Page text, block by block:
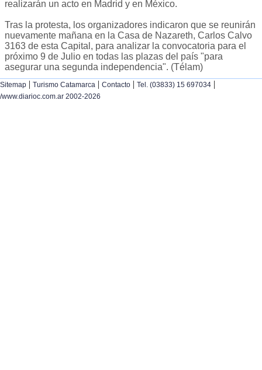
realizarán un acto en Madrid y en México.
Tras la protesta, los organizadores indicaron que se reunirán
nuevamente mañana en la Casa de Nazareth, Carlos Calvo
3163 de esta Capital, para analizar la convocatoria para el
próximo 9 de Julio en todas las plazas del país "para
asegurar una segunda independencia". (Télam)
Sitemap | Turismo Catamarca | Contacto | Tel. (03833) 15 697034 |
/www.diarioc.com.ar 2002-2026